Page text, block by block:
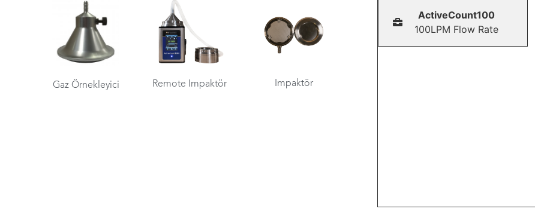
Gaz Örnekleyici Remote Impaktör Impaktör
ActiveCount100
100LPM Flow Rate